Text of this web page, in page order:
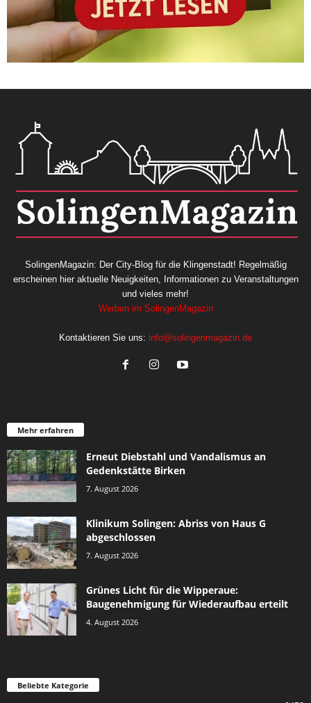
SolingenMagazin: Der City-Blog für die Klingenstadt! Regelmäßig
erscheinen hier aktuelle Neuigkeiten, Informationen zu Veranstaltungen
und vieles mehr!
Werben im SolingenMagazin
Kontaktieren Sie uns: info@solingenmagazin.de
Mehr erfahren
Erneut Diebstahl und Vandalismus an
Gedenkstätte Birken
7. August 2026
Klinikum Solingen: Abriss von Haus G
abgeschlossen
7. August 2026
Grünes Licht für die Wipperaue:
Baugenehmigung für Wiederaufbau erteilt
4. August 2026
Beliebte Kategorie